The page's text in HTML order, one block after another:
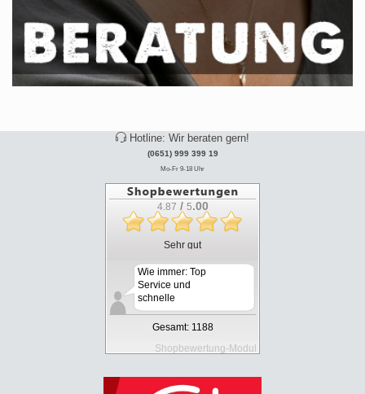
Hotline: Wir beraten gern!
(0651) 999 399 19
Mo-Fr 9-18 Uhr
4.87 / 5.00
Sehr gut
Wie immer: Top
Service und
schnelle
Lieferung.
Gesamt: 1188
Shopbewertung-Modul